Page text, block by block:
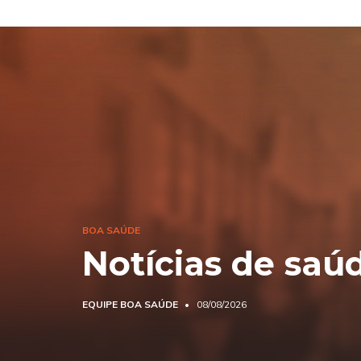
BOA SAÚDE
Notícias de
EQUIPE BOA SAÚDE 08/08/2026